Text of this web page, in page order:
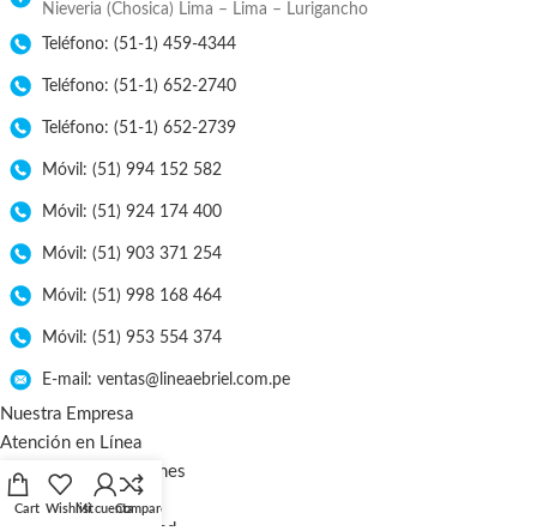
Nieveria (Chosica) Lima – Lima – Lurigancho
Teléfono: (51-1) 459-4344
Teléfono: (51-1) 652-2740
Teléfono: (51-1) 652-2739
Móvil: (51) 994 152 582
Móvil: (51) 924 174 400
Móvil: (51) 903 371 254
Móvil: (51) 998 168 464
Móvil: (51) 953 554 374
E-mail: ventas@lineaebriel.com.pe
Nuestra Empresa
Atención en Línea
Libro de Reclamaciones
Tarifa de Envío
Cart WishlistMi cuentaCompare